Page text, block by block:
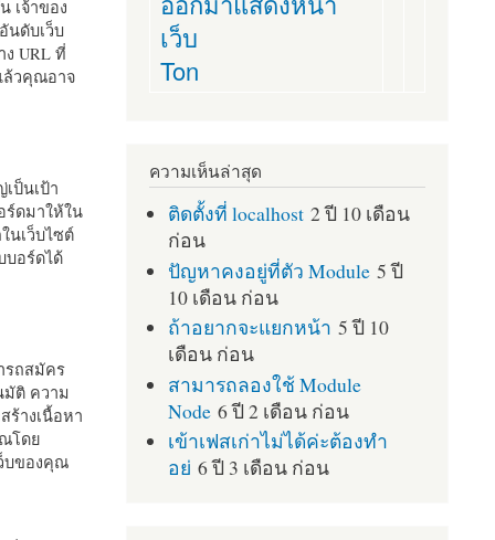
เจ้าของ
นดับเว็บ
URL ที่
ล้วคุณอาจ
ป็นเป้า
ร์ดมาให้ใน
นเว็บไซต์
บอร์ดได้
รถสมัคร
มัติ ความ
ร้างเนื้อหา
ณโดย
บของคุณ
เว็บ
Ton
ความเห็นล่าสุด
ติดตั้งที่ localhost 2 ปี 10 เดือน
ก่อน
ปัญหาคงอยู่ที่ตัว Module 5 ปี
10 เดือน ก่อน
ถ้าอยากจะแยกหน้า 5 ปี 10
เดือน ก่อน
สามารถลองใช้ Module
Node 6 ปี 2 เดือน ก่อน
เข้าเฟสเก่าไม่ได้ค่ะต้องทำ
อย่ 6 ปี 3 เดือน ก่อน